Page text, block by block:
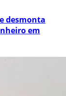
desmonta
em